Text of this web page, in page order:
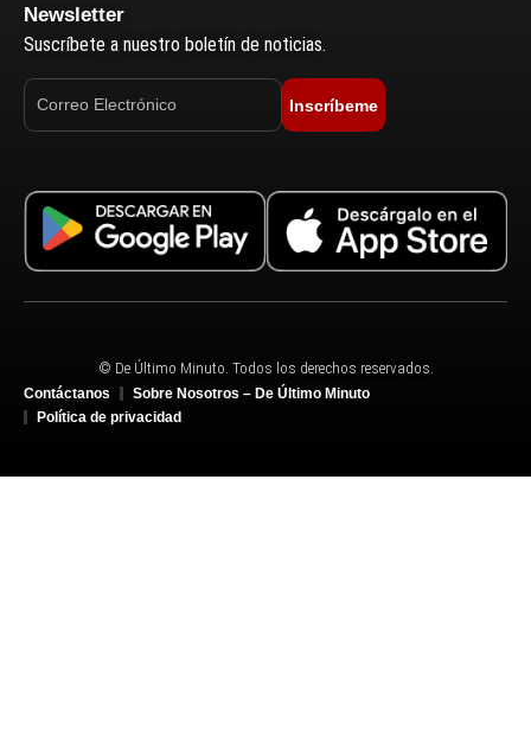
Newsletter
Suscríbete a nuestro boletín de noticias.
Inscríbeme
© De Último Minuto. Todos los derechos reservados.
Contáctanos
Sobre Nosotros – De Último Minuto
Política de privacidad